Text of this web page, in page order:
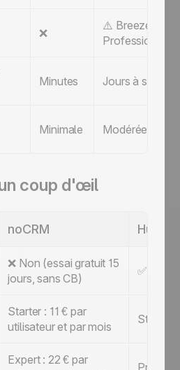
❌
⚠️ Breeze AI —
Professional ;
Minutes Jours à
Minimale Modérée à
coup d'œil
noCRM
❌ Non (essai gratuit 15
jours, sans CB)
✅ Oui
Starter : 11 € par
utilisateur et par mois
Starter :
Expert : 22 € par